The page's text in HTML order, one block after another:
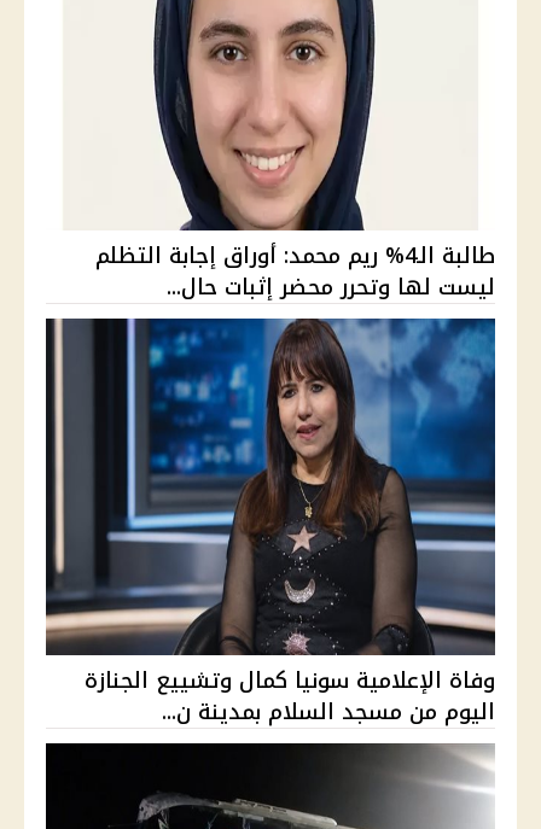
طالبة الـ4% ريم محمد: أوراق إجابة التظلم
ليست لها وتحرر محضر إثبات حال...
وفاة الإعلامية سونيا كمال وتشييع الجنازة
اليوم من مسجد السلام بمدينة ن...